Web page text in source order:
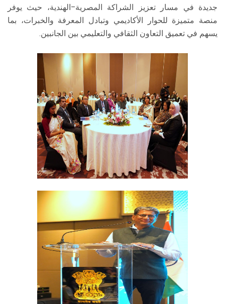
جديدة في مسار تعزيز الشراكة المصرية–الهندية، حيث يوفر
منصة متميزة للحوار الأكاديمي وتبادل المعرفة والخبرات، بما
يسهم في تعميق التعاون الثقافي والتعليمي بين الجانبين.